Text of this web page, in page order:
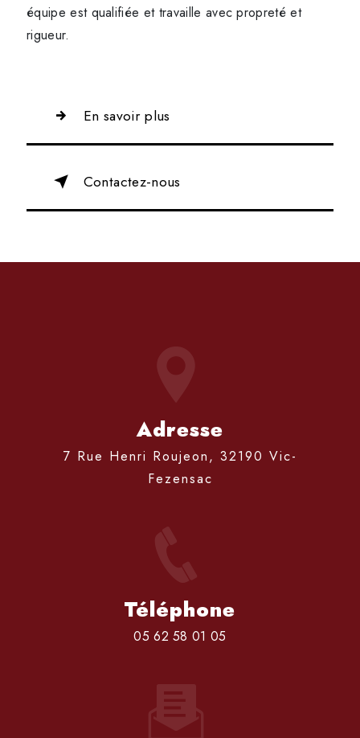
équipe est qualifiée et travaille avec propreté et
rigueur.
En savoir plus
Contactez-nous
Adresse
7 Rue Henri Roujeon, 32190 Vic-
Fezensac
Téléphone
05 62 58 01 05